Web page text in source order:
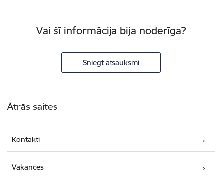
Vai šī informācija bija noderīga?
Sniegt atsauksmi
Ātrās saites
Kontakti
Vakances